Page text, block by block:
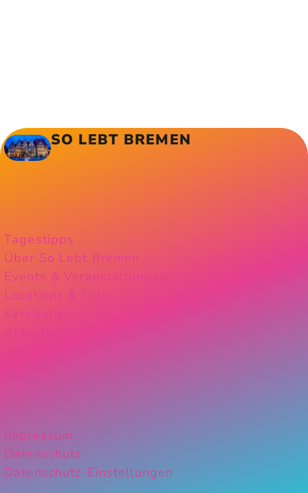
SO LEBT BREMEN
Tagestipps
Über So Lebt Bremen
Events & Veranstaltungen
Locations & Orte
Kategorien
Impressum
Datenschutz
Datenschutz-Einstellungen